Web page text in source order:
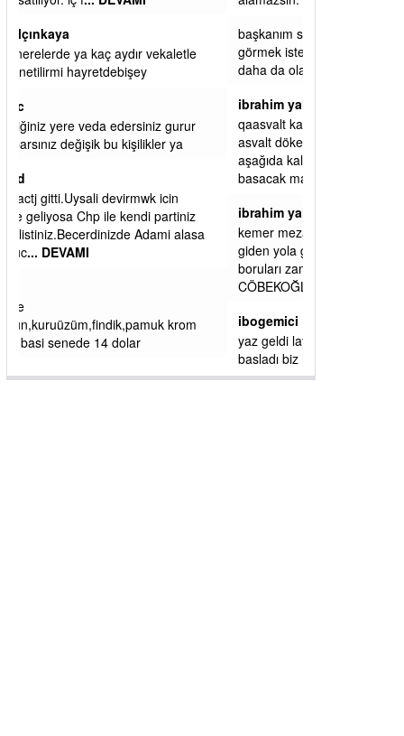
başkanım seni belediye başkanlığında da
görmek isteriz senin ereyliye katkın çok oldu
daha da olacaktır
qaasvalt kansorejen madde mahalle aralarında
asvalt döke döke kaldırımlar ana yoldan
aşağıda kaldı bi yağmurda dükkanları su
ibrahim yalçınkaya
kemer mezarlık altı CİĞİRLİK deniz kenarına
giden yola gelin EREĞLİ BELEDİYESİ o
boruları zamanında tüm ereğli de RUHİ
ibogemici
yaz geldi layyy layyy layy lom festivalleri
başladı biz halk ekmek fabrikası kent lokantası
diyoruz ağacum yaz konserleri diyor